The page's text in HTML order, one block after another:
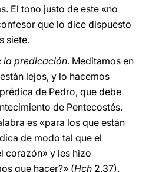
El tono justo de este «no
que lo dice dispuesto
siete.
la predicación. Meditamos en
lejos, y lo hacemos
de Pedro, que debe
de Pentecostés.
es «para los que están
de modo tal que el
corazón» y les hizo
que hacer?» (Hch 2,37).